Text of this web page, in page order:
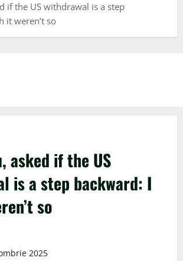
if the US withdrawal is a step
it weren’t so
asked if the US
is a step backward: I
so
2025